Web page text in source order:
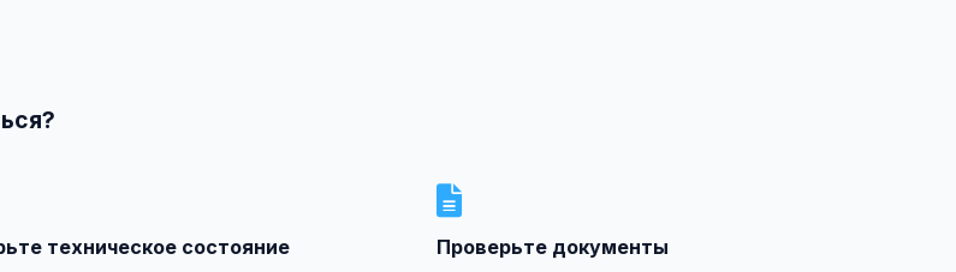
техническое состояние Проверьте документы